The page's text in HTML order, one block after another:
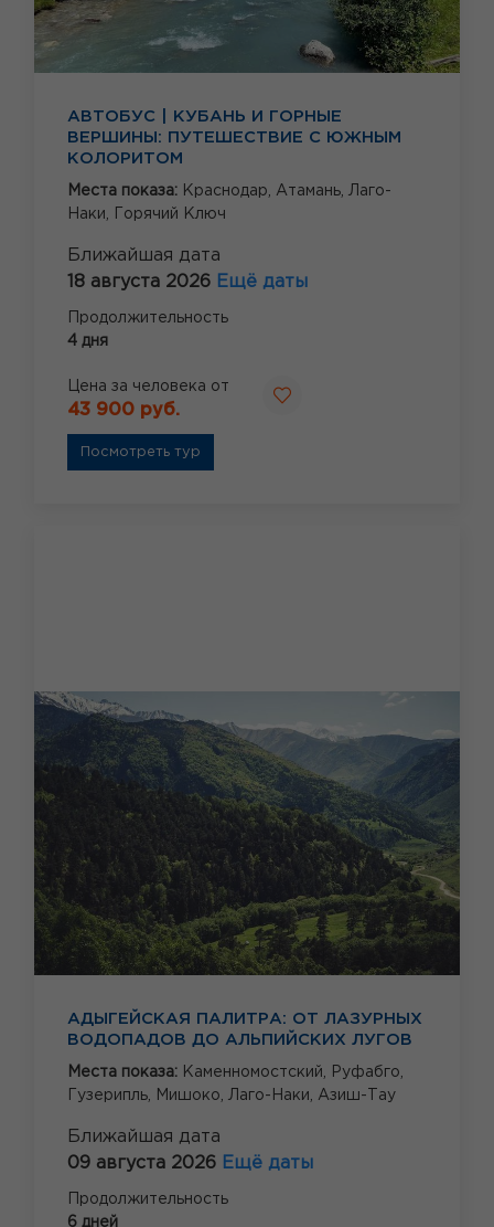
АВТОБУС | КУБАНЬ И ГОРНЫЕ
ВЕРШИНЫ: ПУТЕШЕСТВИЕ С ЮЖНЫМ
КОЛОРИТОМ
Места показа: Краснодар, Атамань, Лаго-
Наки,
Горячий Ключ
Ближайшая дата
18 августа 2026 Ещё даты
Продолжительность
4 дня
Цена за человека от
43 900 руб.
Посмотреть тур
АДЫГЕЙСКАЯ ПАЛИТРА: ОТ ЛАЗУРНЫХ
ВОДОПАДОВ ДО АЛЬПИЙСКИХ ЛУГОВ
Места показа: Каменномостский,
Руфабго,
Гузерипль,
Мишоко, Лаго-Наки, Азиш-Тау
Ближайшая дата
09 августа 2026 Ещё даты
Продолжительность
6 дней